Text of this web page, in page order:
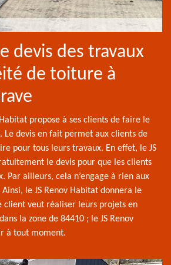
devis des travaux
de toiture à
Habitat propose à ses clients de faire le
Le devis en fait permet aux clients de
pour tous leurs travaux. En effet, le JS
le devis pour que les clients
Par ailleurs, cela n’engage à rien aux
le JS Renov Habitat donnera le
client veut réaliser leurs projets en
la zone de 84410 ; le JS Renov
à tout moment.